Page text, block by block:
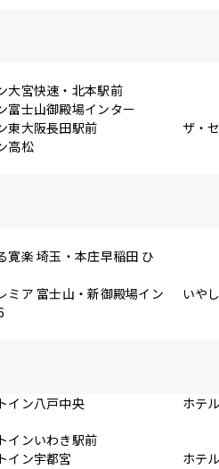
大宮快速・北本駅前
富士山御殿場インター
東大阪長田駅前
ザ・
高松
寛楽 埼玉・本庄早稲田 ひ
ミア 富士山・新御殿場イン
いや
イン八戸中央 ホテ
インいわき駅前
イン宇都宮 ホテ